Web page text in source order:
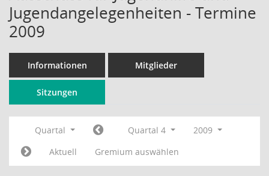
Jugendangelegenheiten - Termine
2009
Informationen Mitglieder
Sitzungen
Quartal Quartal 4
2009
Aktuell
Gremium auswählen